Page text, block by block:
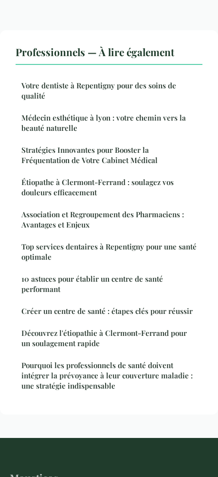
Professionnels — À lire également
Votre dentiste à Repentigny pour des soins de
qualité
Médecin esthétique à lyon : votre chemin vers la
beauté naturelle
Stratégies Innovantes pour Booster la
Fréquentation de Votre Cabinet Médical
Étiopathe à Clermont-Ferrand : soulagez vos
douleurs efficacement
Association et Regroupement des Pharmaciens :
Avantages et Enjeux
Top services dentaires à Repentigny pour une santé
optimale
10 astuces pour établir un centre de santé
performant
Créer un centre de santé : étapes clés pour réussir
Découvrez l'étiopathie à Clermont-Ferrand pour
un soulagement rapide
Pourquoi les professionnels de santé doivent
intégrer la prévoyance à leur couverture maladie :
une stratégie indispensable